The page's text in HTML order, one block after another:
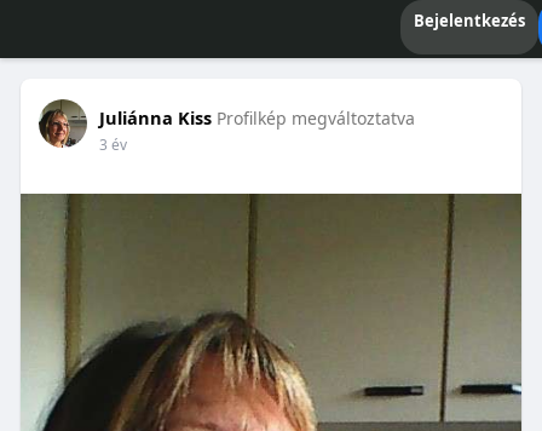
Bejelentkezés
Juliánna Kiss Profilkép megváltoztatva
3 év